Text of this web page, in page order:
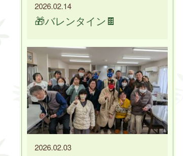
🎁バレンタイン🍫
2026.02.14
2026.02.03